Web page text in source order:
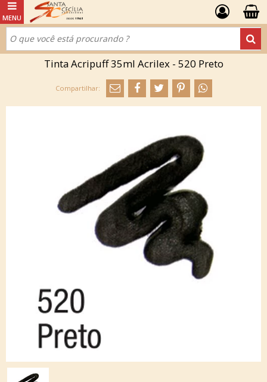
Tinta Acripuff 35ml Acrilex - 520 Preto